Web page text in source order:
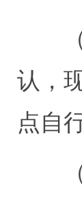
认，
点自